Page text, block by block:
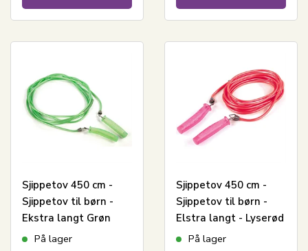
Sjippetov 450 cm -
Sjippetov til børn -
Ekstra langt Grøn
På lager
Sjippetov 450 cm -
Sjippetov til børn -
Elstra langt - Lyserød
På lager